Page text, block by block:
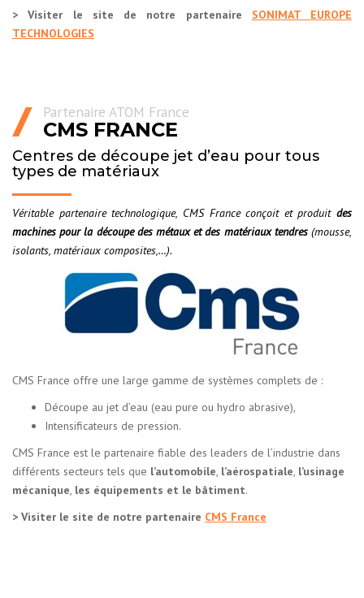
> Visiter le site de notre partenaire SONIMAT EUROPE
TECHNOLOGIES
Partenaire ATOM France
CMS FRANCE
Centres de découpe jet d’eau pour tous
types de matériaux
Véritable partenaire technologique, CMS France conçoit et produit des
machines pour la découpe des métaux et des matériaux tendres(mousse,
isolants, matériaux composites,…).
CMS France offre une large gamme de systèmes complets de :
Découpe au jet d’eau (eau pure ou hydro abrasive),
Intensificateurs de pression.
CMS France est le partenaire fiable des leaders de l’industrie dans
différents secteurs tels que l’automobile, l’aérospatiale, l’usinage
mécanique, les équipements et le bâtiment.
> Visiter le site de notre partenaire CMS France